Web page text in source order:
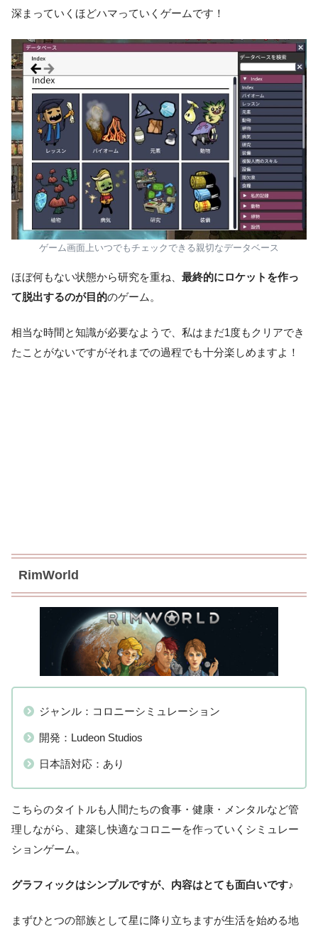
深まっていくほどハマっていくゲームです！
ゲーム画面上いつでもチェックできる親切なデータベース
ほぼ何もない状態から研究を重ね、 最終的にロケットを作っ
て脱出するのが目的のゲーム。
相当な時間と知識が必要なようで、私はまだ1度もクリアでき
たことがないですがそれまでの過程でも十分楽しめますよ！
RimWorld
ジャンル：コロニーシミュレーション
開発：Ludeon Studios
日本語対応：あり
こちらのタイトルも人間たちの食事・健康・メンタルなど管
理しながら、建築し快適なコロニーを作っていくシミュレー
ションゲーム。
グラフィックはシンプルですが、内容はとても面白いです♪
まずひとつの部族として星に降り立ちますが生活を始める地